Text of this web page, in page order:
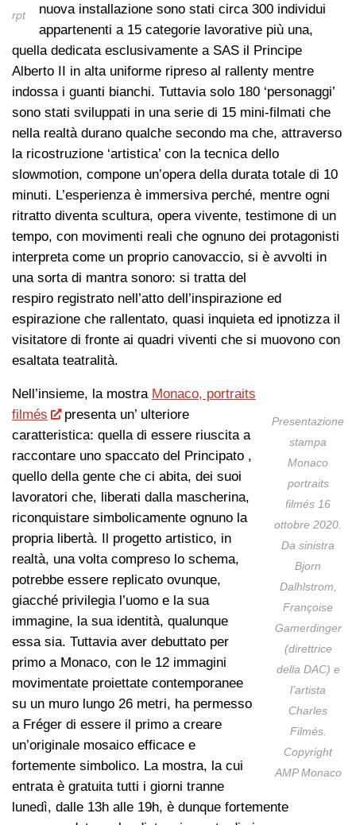
rpt
nuova installazione sono stati circa 300 individui
appartenenti a 15 categorie lavorative più una,
quella dedicata esclusivamente a SAS il Principe
Alberto II in alta uniforme ripreso al rallenty mentre
indossa i guanti bianchi. Tuttavia solo 180 ‘personaggi’
sono stati sviluppati in una serie di 15 mini-filmati che
nella realtà durano qualche secondo ma che, attraverso
la ricostruzione ‘artistica’ con la tecnica dello
slowmotion, compone un’opera della durata totale di 10
minuti. L’esperienza è immersiva perché, mentre ogni
ritratto diventa scultura, opera vivente, testimone di un
tempo, con movimenti reali che ognuno dei protagonisti
interpreta come un proprio canovaccio, si è avvolti in
una sorta di mantra sonoro: si tratta del
respiro registrato nell’atto dell’inspirazione ed
espirazione che rallentato, quasi inquieta ed ipnotizza il
visitatore di fronte ai quadri viventi che si muovono con
esaltata teatralità.
Presentazione
stampa
Monaco
portraits
filmés 16
ottobre 2020.
Da sinistra
Bjorn
Dalhlstrom,
Françoise
Gamerdinger
(direttrice
della DAC) e
l’artista
Charles
Filmés.
Copyright
AMP Monaco
Nell’insieme, la mostra Monaco, portraits
filmés
presenta un’ ulteriore
caratteristica: quella di essere riuscita a
raccontare uno spaccato del Principato ,
quello della gente che ci abit​​a​,​ dei suoi
lavorato​ri che, liberati dalla mascherina,
riconquistare simbolicamente ognuno la
propria libertà. Il progetto artistico, in
realtà, una volta compreso lo schema,
potrebbe essere replicato ovunque,
giacché privilegia l’uomo e la sua
immagine, la sua identità, qualunque
essa sia. Tuttavia aver debuttato per
primo a Monaco, con le 12 immagini
movimentate proiettate contemporanee
su un muro lungo 26 metri, ha permesso
a Fréger di essere il primo a creare
un’originale mosaico efficace e
fortemente simbolico. La mostra, la cui
entrata è gratuita tutti i giorni tranne
lunedì, dalle 13h alle 19h, è dunque fortemente